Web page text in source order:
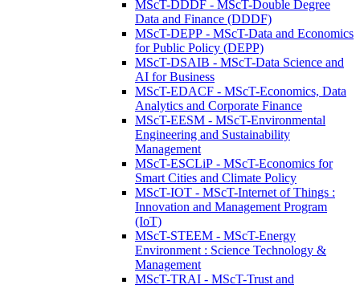
MScT-DDDF - MScT-Double Degree
Data and Finance (DDDF)
MScT-DEPP - MScT-Data and Economics
for Public Policy (DEPP)
MScT-DSAIB - MScT-Data Science and
AI for Business
MScT-EDACF - MScT-Economics, Data
Analytics and Corporate Finance
MScT-EESM - MScT-Environmental
Engineering and Sustainability
Management
MScT-ESCLiP - MScT-Economics for
Smart Cities and Climate Policy
MScT-IOT - MScT-Internet of Things :
Innovation and Management Program
(IoT)
MScT-STEEM - MScT-Energy
Environment : Science Technology &
Management
MScT-TRAI - MScT-Trust and